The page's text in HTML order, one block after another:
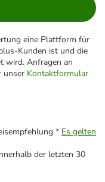
eine Plattform für
Kunden ist und die
wird. Anfragen an
unser Kontaktformular
* Es gelten
der letzten 30